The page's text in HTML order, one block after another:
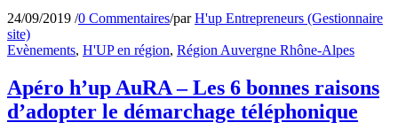
24/09/2019 /0 Commentaires/parH'up Entrepreneurs (Gestionnaire
site)
Evènements, H'UP en région, Région Auvergne Rhône-Alpes
Apéro h’up AuRA – Les 6 bonnes raisons
d’adopter le démarchage téléphonique